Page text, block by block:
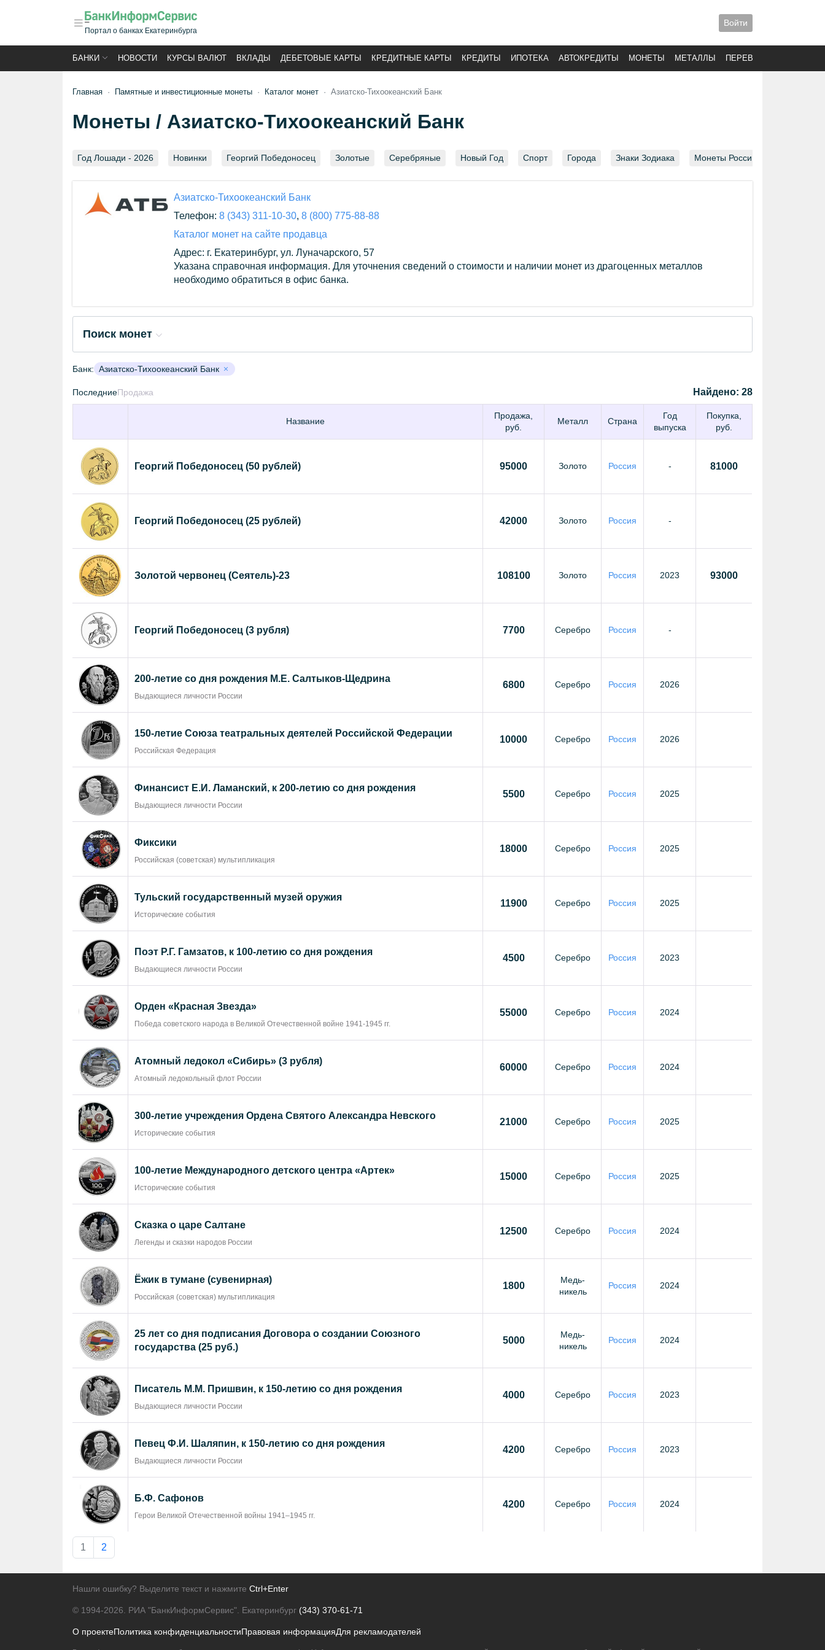
Портал о банках Екатеринбурга
Войти
БАНКИ НОВОСТИ КУРСЫ ВАЛЮТ ВКЛАДЫ ДЕБЕТОВЫЕ КАРТЫ КРЕДИТНЫЕ КАРТЫ КРЕДИТЫ ИПОТЕКА АВТОКРЕДИТЫ МОНЕТЫ МЕТАЛЛЫ ПЕРЕВОДЫ
Главная Памятные и инвестиционные монеты Каталог монет Азиатско-Тихоокеанский Банк
Монеты / Азиатско-Тихоокеанский Банк
Год Лошади - 2026 Новинки Георгий Победоносец Золотые Серебряные Новый Год Спорт Города Знаки Зодиака Монеты России
Азиатско-Тихоокеанский Банк
Телефон: 8 (343) 311-10-30, 8 (800) 775-88-88
Каталог монет на сайте продавца
Адрес: г. Екатеринбург, ул. Луначарского, 57
Указана справочная информация. Для уточнения сведений о стоимости и наличии монет из драгоценных металлов
необходимо обратиться в офис банка.
Поиск монет
Банк: Азиатско-Тихоокеанский Банк
ПоследниеПродажа Найдено: 28
Название
Продажа,
руб.
Металл Страна
Год
выпуска
Покупка,
руб.
Георгий Победоносец (50 рублей) 95000 Золото Россия - 81000
Георгий Победоносец (25 рублей) 42000 Золото Россия -
Золотой червонец (Сеятель)-23 108100 Золото Россия 2023 93000
Георгий Победоносец (3 рубля) 7700 Серебро Россия -
200-летие со дня рождения М.Е. Салтыков-Щедрина
Выдающиеся личности России
6800 Серебро Россия 2026
150-летие Союза театральных деятелей Российской Федерации
Российская Федерация
10000 Серебро Россия 2026
Финансист Е.И. Ламанский, к 200-летию со дня рождения
Выдающиеся личности России
5500 Серебро Россия 2025
Фиксики
Российская (советская) мультипликация
18000 Серебро Россия 2025
Тульский государственный музей оружия
Исторические события
11900 Серебро Россия 2025
Поэт Р.Г. Гамзатов, к 100-летию со дня рождения
Выдающиеся личности России
4500 Серебро Россия 2023
Орден «Красная Звезда»
Победа советского народа в Великой Отечественной войне 1941-1945 гг.
55000 Серебро Россия 2024
Атомный ледокол «Сибирь» (3 рубля)
Атомный ледокольный флот России
60000 Серебро Россия 2024
300-летие учреждения Ордена Святого Александра Невского
Исторические события
21000 Серебро Россия 2025
100-летие Международного детского центра «Артек»
Исторические события
15000 Серебро Россия 2025
Сказка о царе Салтане
Легенды и сказки народов России
12500 Серебро Россия 2024
Ёжик в тумане (сувенирная)
Российская (советская) мультипликация
1800
Медь-
никель
Россия 2024
25 лет со дня подписания Договора о создании Союзного
государства (25 руб.)
5000
Медь-
никель
Россия 2024
Писатель М.М. Пришвин, к 150-летию со дня рождения
Выдающиеся личности России
4000 Серебро Россия 2023
Певец Ф.И. Шаляпин, к 150-летию со дня рождения
Выдающиеся личности России
4200 Серебро Россия 2023
Б.Ф. Сафонов
Герои Великой Отечественной войны 1941–1945 гг.
4200 Серебро Россия 2024
1 2
Нашли ошибку? Выделите текст и нажмите Ctrl+Enter
© 1994-2026. РИА "БанкИнформСервис". Екатеринбург (343) 370-61-71
О проектеПолитика конфиденциальностиПравовая информацияДля рекламодателей